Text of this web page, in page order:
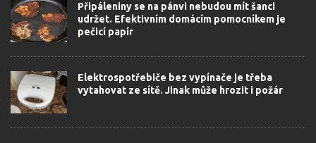
Připáleniny se na pánvi nebudou mít šanci
udržet. Efektivním domácím pomocníkem je
pečicí papír
Elektrospotřebiče bez vypínače je třeba
vytahovat ze sítě. Jinak může hrozit i požár